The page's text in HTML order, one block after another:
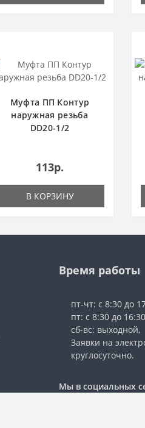
Муфта ПП Контур
наружная резьба
DD20-1/2
113р.
В КОРЗИНУ
Время работы
пт-чт: с 8:30 до
пт: с 8:30 до
сб-вс: выходной,
Заявки на
круглосуточно.
Мы в социальных